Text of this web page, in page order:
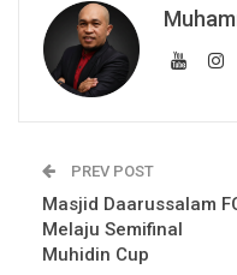
PREV POST
Masjid Daarussalam
Melaju Semifinal
Muhidin Cup